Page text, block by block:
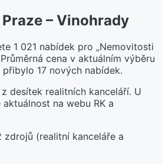
– Vinohrady
1 021 nabídek pro „Nemovitosti
cena v aktuálním výběru
17 nových nabídek.
desítek realitních kanceláří. U
na webu RK a
zdrojů (realitní kanceláře a